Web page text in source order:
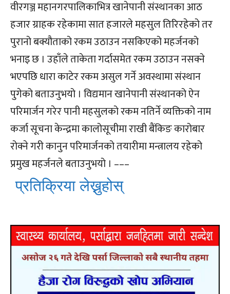
वीरगञ्ज महानगरपालिकाभित्र खानेपानी संस्थानका आठ
हजार ग्राहक रहेकामा सात हजारले महसुल तिरिरहेको तर
पुरानो बक्यौताको रकम उठाउन नसकिएको महर्जनको
भनाइ छ । उहाँले ताकेता गर्दासमेत रकम उठाउन नसक्ने
भएपछि धारा काटेर रकम असुल गर्ने अवस्थामा संस्थान
पुगेको बताउनुभयो । विद्यमान खानेपानी संस्थानको ऐन
परिमार्जन गरेर पानी महसुलको रकम नतिर्ने व्यक्तिको नाम
कर्जा सूचना केन्द्रमा कालोसूचीमा राखी बैंकिङ कारोबार
रोक्ने गरी कानुन परिमार्जनको तयारीमा मन्त्रालय रहेको
प्रमुख महर्जनले बताउनुभयो । –––
प्रतिक्रिया लेख्नुहोस्